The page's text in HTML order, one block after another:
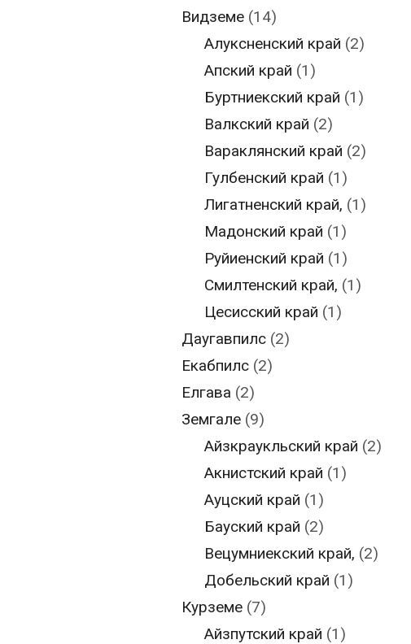
Видземе(14)
Алуксненский край (2)
Апский край (1)
Буртниекский край (1)
Валкский край (2)
Вараклянский край (2)
Гулбенский край (1)
Лигатненский край, (1)
Мадонский край (1)
Руйиенский край (1)
Смилтенский край, (1)
Цесисский край (1)
Даугавпилс(2)
Екабпилс(2)
Елгава (2)
Земгале(9)
Айзкраукльский край (2)
Акнистский край (1)
Ауцский край (1)
Бауский край (2)
Вецумниекский край, (2)
Добельский край (1)
Курземе(7)
Айзпутский край (1)